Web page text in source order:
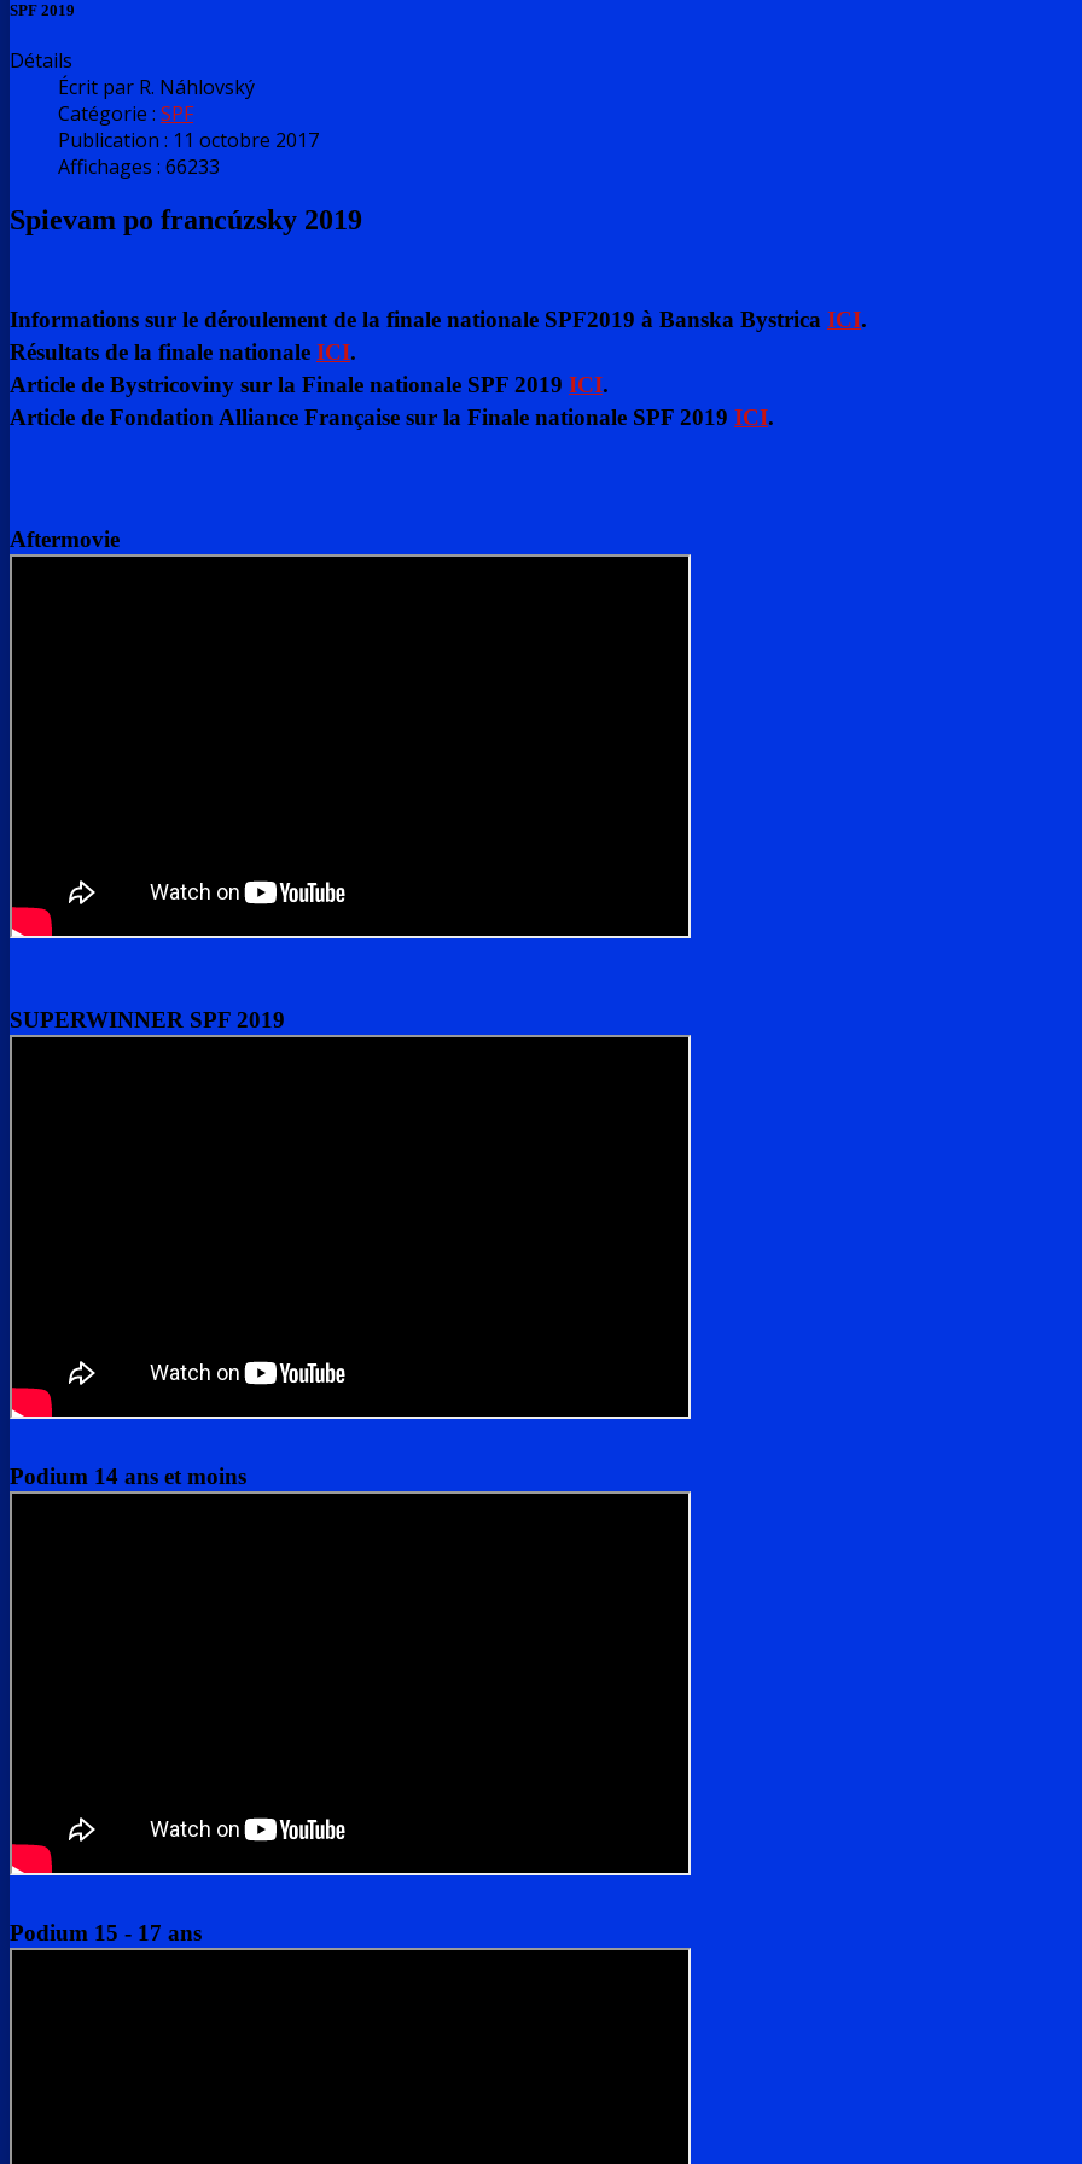
SPF 2019
Détails
Écrit par R. Náhlovský
Catégorie : SPF
Publication : 11 octobre 2017
Affichages : 66233
Spievam po francúzsky 2019
Informations sur le déroulement de la finale nationale SPF2019 à Banska Bystrica ICI.
Résultats de la finale nationale ICI.
Article de Bystricoviny sur la Finale nationale SPF 2019 ICI.
Article de Fondation Alliance Française sur la Finale nationale SPF 2019 ICI.
Aftermovie
SUPERWINNER SPF 2019
Podium 14 ans et moins
Podium 15 - 17 ans